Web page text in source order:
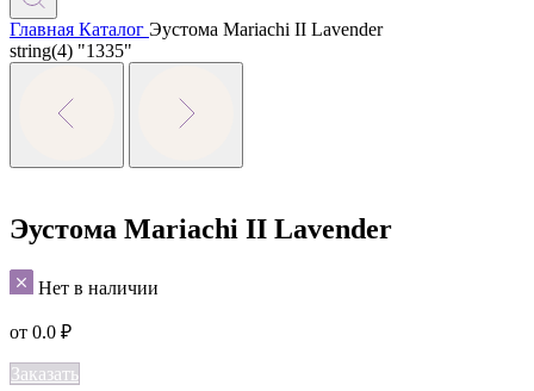
Главная Каталог Эустома Mariachi II Lavender
string(4) "1335"
Эустома Mariachi II Lavender
Нет в наличии
от 0.0 ₽
Заказать